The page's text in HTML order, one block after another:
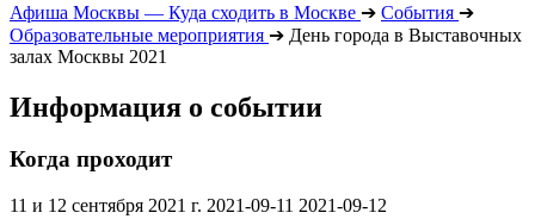
Афиша Москвы — Куда сходить в Москве ➔ События ➔
Образовательные мероприятия ➔ День города в Выставочных
залах Москвы 2021
Информация о событии
Когда проходит
11 и 12 сентября 2021 г. 2021-09-11 2021-09-12